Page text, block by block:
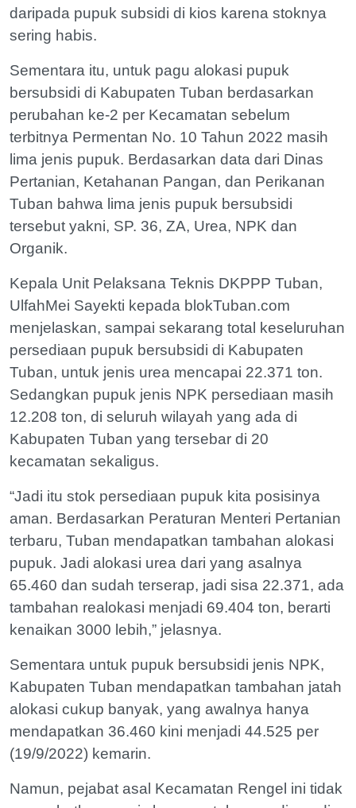
daripada pupuk subsidi di kios karena stoknya
sering habis.
Sementara itu, untuk pagu alokasi pupuk
bersubsidi di Kabupaten Tuban berdasarkan
perubahan ke-2 per Kecamatan sebelum
terbitnya Permentan No. 10 Tahun 2022 masih
lima jenis pupuk. Berdasarkan data dari Dinas
Pertanian, Ketahanan Pangan, dan Perikanan
Tuban bahwa lima jenis pupuk bersubsidi
tersebut yakni, SP. 36, ZA, Urea, NPK dan
Organik.
Kepala Unit Pelaksana Teknis DKPPP Tuban,
UlfahMei Sayekti kepada blokTuban.com
menjelaskan, sampai sekarang total keseluruhan
persediaan pupuk bersubsidi di Kabupaten
Tuban, untuk jenis urea mencapai 22.371 ton.
Sedangkan pupuk jenis NPK persediaan masih
12.208 ton, di seluruh wilayah yang ada di
Kabupaten Tuban yang tersebar di 20
kecamatan sekaligus.
“Jadi itu stok persediaan pupuk kita posisinya
aman. Berdasarkan Peraturan Menteri Pertanian
terbaru, Tuban mendapatkan tambahan alokasi
pupuk. Jadi alokasi urea dari yang asalnya
65.460 dan sudah terserap, jadi sisa 22.371, ada
tambahan realokasi menjadi 69.404 ton, berarti
kenaikan 3000 lebih,” jelasnya.
Sementara untuk pupuk bersubsidi jenis NPK,
Kabupaten Tuban mendapatkan tambahan jatah
alokasi cukup banyak, yang awalnya hanya
mendapatkan 36.460 kini menjadi 44.525 per
(19/9/2022) kemarin.
Namun, pejabat asal Kecamatan Rengel ini tidak